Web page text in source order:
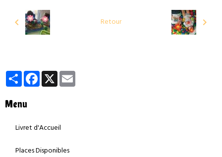
Retour
PartagerFacebook
X
Menu
Livret d'Accueil
Places Disponibles